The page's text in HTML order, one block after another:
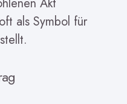
Akt
als Symbol für